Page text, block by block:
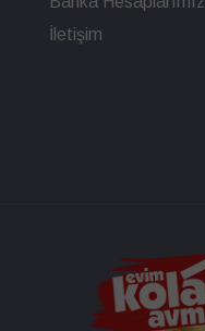
İletişim